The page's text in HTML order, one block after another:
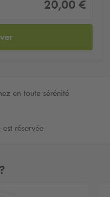
20,00 €
en toute sérénité
réservée